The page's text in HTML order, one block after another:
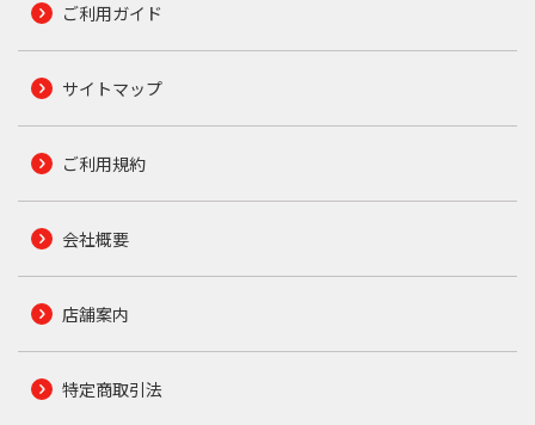
ご利用ガイド
サイトマップ
ご利用規約
会社概要
店舗案内
特定商取引法